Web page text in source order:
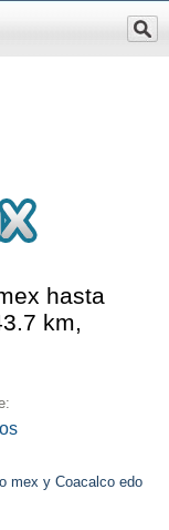
hasta
km,
mex y Coacalco edo